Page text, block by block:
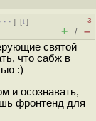
· · ·][↓]
–3
+ / –
святой
что сабж в
:)
и осознавать,
фронтенд для